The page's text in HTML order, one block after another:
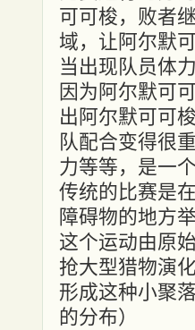
可可梭，败者
域，让阿尔默
当出现队员体
因为阿尔默可
出阿尔默可可
队配合变得很
力等等，是一
传统的比赛是
障碍物的地方
这个运动由原
抢大型猎物演
形成这种小聚
的分布）